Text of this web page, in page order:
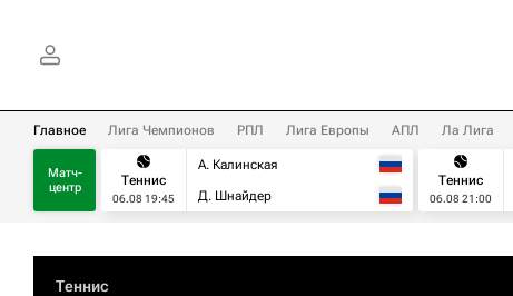
Главное Лига Чемпионов РПЛ Лига Европы АПЛ Ла Лига
Матч-
центр
Теннис
06.08 19:45
А. Калинская
Д. Шнайдер
Теннис
06.08 21:00
Теннис